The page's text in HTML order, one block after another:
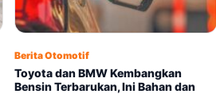
Berita Otomotif
Toyota dan BMW Kembangkan
Bensin Terbarukan, Ini Bahan dan